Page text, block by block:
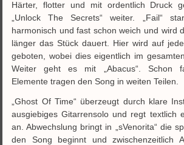
Härter, flotter und mit ordentlich Druck
„Unlock The Secrets“ weiter. „Fail“
harmonisch und fast schon weich und wird
länger das Stück dauert. Hier wird auf
geboten, wobei dies eigentlich im
Weiter geht es mit „Abacus“. Schon
Elemente tragen den Song in weiten Teilen.
„Ghost Of Time“ überzeugt durch klare
ausgiebiges Gitarrensolo und regt textlich
an. Abwechslung bringt in „sVenorita“ die
den Song beginnt und zwischenzeitlich